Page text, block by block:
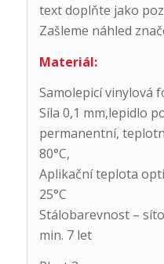
text doplňte jako
Zašleme náhled
Materiál:
Samolepicí vinylová
Síla 0,1 mm,lepidlo
permanentní,
80°C,
Aplikační teplota
25°C
Stálobarevnost –
min. 7 let